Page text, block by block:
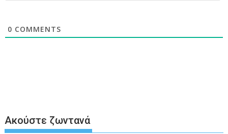
0 COMMENTS
Ακούστε ζωντανά